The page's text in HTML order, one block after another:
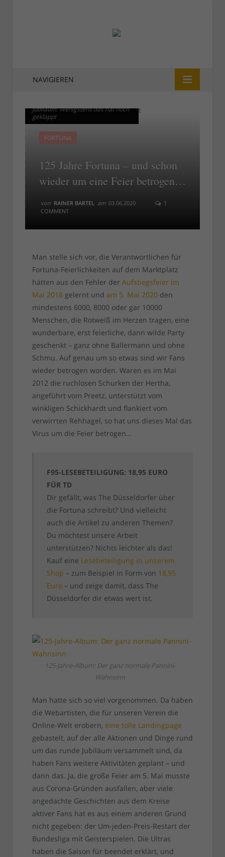
NAVIGIEREN
Jubiläum: Wenigstens das hat noch
geklappt
FORTUNA
125 Jahre Fortuna – und schon
wieder um eine Feier betrogen…
von RAINER BARTEL am 03.06.2020
1
COMMENT
Jubiläum: Wenigstens das hat noch
geklappt
Man stelle sich vor, die Verantwortlichen für
Fortuna-Feierlichkeiten auf dem Marktplatz
hätten aus den Fehler der Aufstiegsfeier im
Mai 2018gelernt und am 5. Mai 2020den
mindestens 6000, 8000 oder gar 10000
Menschen, die Rotweiß im Herzen tragen, eine
wunderbare, erst feierliche, dann wilde Party
geschenkt – ganz ohne Ballermann und ohne
Schmu. Auf genau um so etwas sind wir Fans
wieder betrogen worden. Waren es im Mai
2012 die ruchlosen Schurken der Hertha,
angeführt vom Preetz, unterstützt vom
winkligen Schickhardt und flankiert vom
verwirrten Rehhagel, so hat uns dieses Mal das
Virus um die Feier betrogen…
F95-LESEBETEILIGUNG: 18,95 EURO
FÜR TD
Dir gefällt, was The Düsseldorfer über
die Fortuna schreibt? Und vielleicht
auch die Artikel zu anderen Themen?
Du möchtest unsere Arbeit
unterstützen? Nichts leichter als das!
Kauf eine Lesebeteiligung in unserem
Shop – zum Beispiel in Form von 18,95
Euro– und zeige damit, dass The
Düsseldorfer dir etwas wert ist.
125-Jahre-Album: Der ganz normale Pannini-
Wahnsinn
Man hatte sich so viel vorgenommen. Da haben
die Webartisten, die für unseren Verein die
Online-Welt erobern, eine tolle Landingpage
gebastelt, auf der alle Aktionen und Dinge rund
um das runde Jubiläum versammelt sind, da
haben Fans weitere Aktivitäten geplant – und
dann das. Ja, die große Feier am 5. Mai musste
aus Corona-Gründen ausfallen, aber viele
angedachte Geschichten aus dem Kreise
aktiver Fans hat es aus einem anderen Grund
nicht gegeben: der Um-jeden-Preis-Restart der
Bundesliga mit Geisterspielen. Die Ultras
haben die Saison für beendet erklärt, und